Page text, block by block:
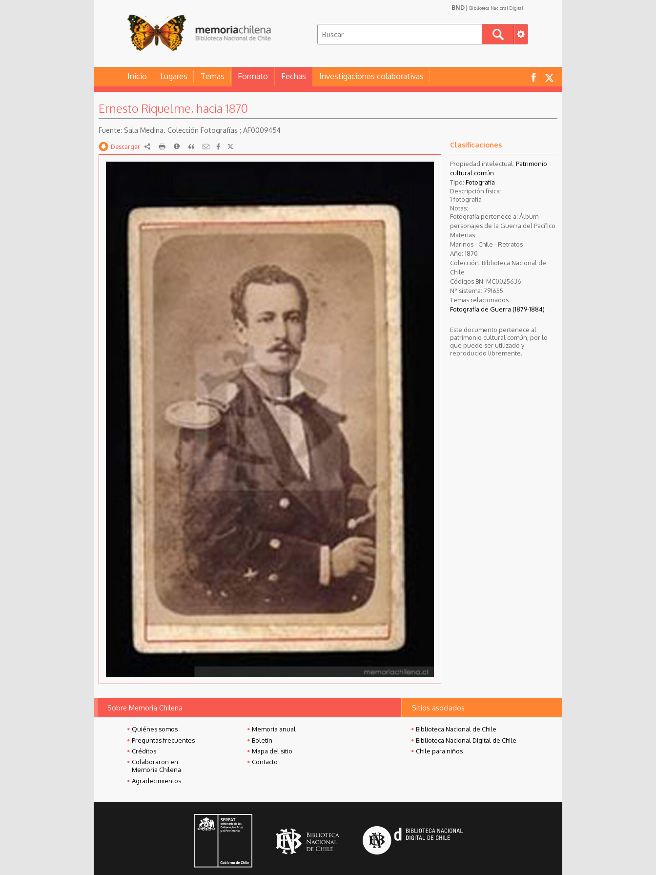
BND Biblioteca Nacional Digital
Inicio Lugares Temas Formato Fechas Investigaciones colaborativas
Ernesto Riquelme, hacia 1870
Sala Medina. Colección Fotografías ; AF0009454
Descargar RDF imprimirReportarCitar Clasificaciones
Propiedad intelectual: Patrimonio
cultural común
Tipo: Fotografía
Descripción física:
1 fotografía
Notas:
Fotografía pertenece a: Álbum
personajes de la Guerra del Pacífico
Materias:
Marinos - Chile - Retratos
Año: 1870
Colección: Biblioteca Nacional de
Chile
Códigos BN: MC0025636
N° sistema: 791655
Temas relacionados:
Fotografía de Guerra (1879-1884)
Este documento pertenece al
patrimonio cultural común, por lo
que puede ser utilizado y
reproducido libremente.
Sobre Memoria Chilena
Quiénes somos
Preguntas frecuentes
Créditos
Colaboraron en
Memoria Chilena
Agradecimientos
Memoria anual
Boletín
Mapa del sitio
Contacto
Sitios asociados
Biblioteca Nacional de Chile
Biblioteca Nacional Digital de Chile
Chile para niños